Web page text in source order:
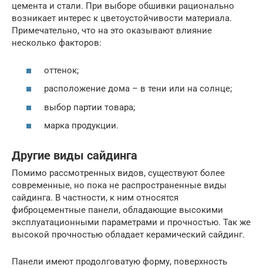
цемента и стали. При выборе обшивки рационально
возникает интерес к цветоустойчивости материала.
Примечательно, что на это оказывают влияние
несколько факторов:
оттенок;
расположение дома – в тени или на солнце;
выбор партии товара;
марка продукции.
Другие виды сайдинга
Помимо рассмотренных видов, существуют более
современные, но пока не распространенные виды
сайдинга. В частности, к ним относятся
фиброцементные панели, обладающие высокими
эксплуатационными параметрами и прочностью. Так же
высокой прочностью обладает керамический сайдинг.
Панели имеют продолговатую форму, поверхность